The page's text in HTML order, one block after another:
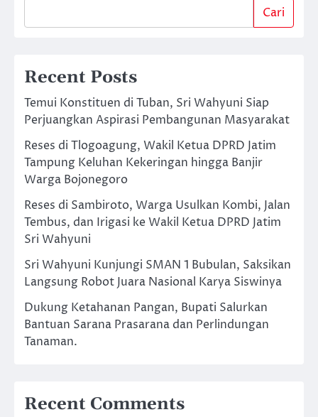
Cari
Recent Posts
Temui Konstituen di Tuban, Sri Wahyuni Siap
Perjuangkan Aspirasi Pembangunan Masyarakat
Reses di Tlogoagung, Wakil Ketua DPRD Jatim
Tampung Keluhan Kekeringan hingga Banjir
Warga Bojonegoro
Reses di Sambiroto, Warga Usulkan Kombi, Jalan
Tembus, dan Irigasi ke Wakil Ketua DPRD Jatim
Sri Wahyuni
Sri Wahyuni Kunjungi SMAN 1 Bubulan, Saksikan
Langsung Robot Juara Nasional Karya Siswinya
Dukung Ketahanan Pangan, Bupati Salurkan
Bantuan Sarana Prasarana dan Perlindungan
Tanaman.
Recent Comments